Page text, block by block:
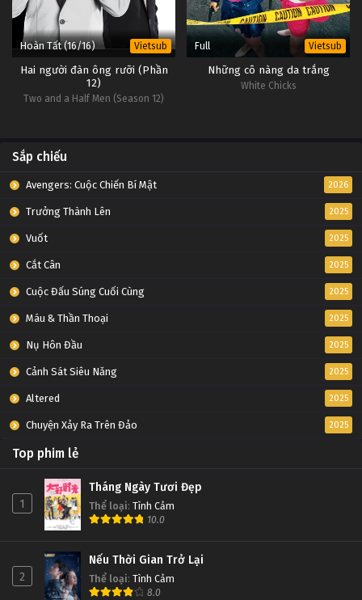
Hoàn Tất (16/16) Vietsub
Hai người đàn ông rưỡi (Phần
12)
Two and a Half Men (Season 12)
Full Vietsub
Những cô nàng da trắng
White Chicks
Sắp chiếu
Avengers: Cuộc Chiến Bí Mật 2026
Trưởng Thành Lên 2025
Vuốt 2025
Cắt Cân 2025
Cuộc Đấu Súng Cuối Cùng 2025
Máu & Thần Thoại 2025
Nụ Hôn Đầu 2025
Cảnh Sát Siêu Năng 2025
Altered 2025
Chuyện Xảy Ra Trên Đảo 2025
Top phim lẻ
1
Tháng Ngày Tươi Đẹp
Thể loại: Tình Cảm
10.0
2
Nếu Thời Gian Trở Lại
Thể loại: Tình Cảm
8.0